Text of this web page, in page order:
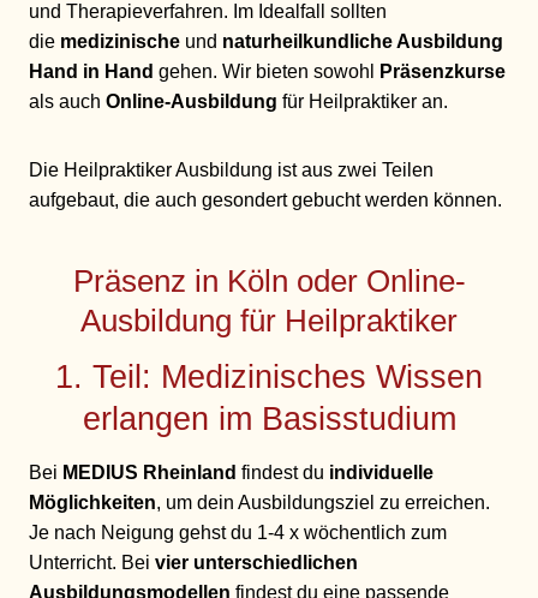
und Therapieverfahren. Im Idealfall sollten
die medizinische und naturheilkundliche Ausbildung
Hand in Hand gehen. Wir bieten sowohl
Präsenzkurse
als auch Online-Ausbildung für Heilpraktiker an.
Die Heilpraktiker Ausbildung ist aus zwei Teilen
aufgebaut, die auch gesondert gebucht werden können.
Präsenz in Köln oder Online-
Ausbildung für Heilpraktiker
1. Teil: Medizinisches Wissen
erlangen im Basisstudium
Bei MEDIUS Rheinland findest du individuelle
Möglichkeiten, um dein Ausbildungsziel zu erreichen.
Je nach Neigung gehst du 1-4 x wöchentlich zum
Unterricht. Bei vier unterschiedlichen
Ausbildungsmodellen findest du eine passende